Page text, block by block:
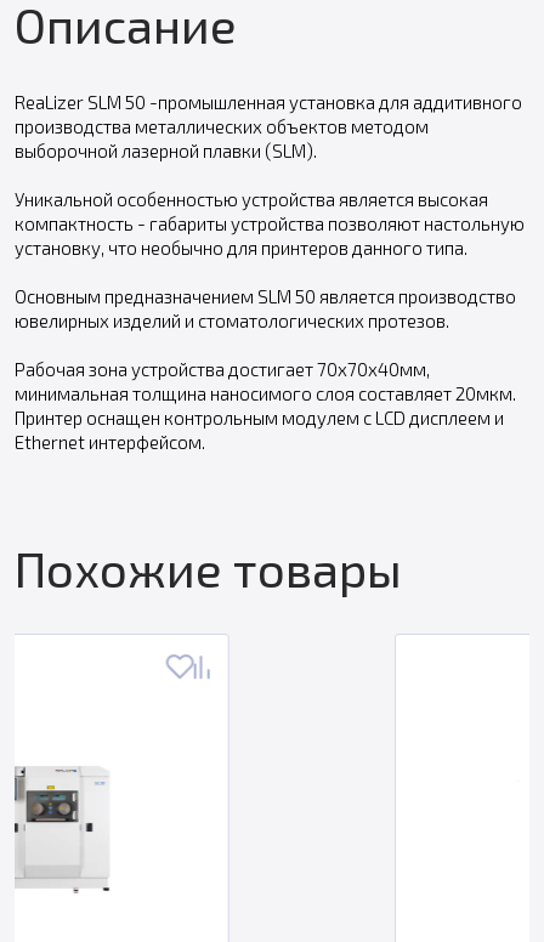
Описание
ReaLizer SLM 50 -промышленная установка для аддитивного
производства металлических объектов методом
выборочной лазерной плавки (SLM).
Уникальной особенностью устройства является высокая
компактность - габариты устройства позволяют настольную
установку, что необычно для принтеров данного типа.
Основным предназначением SLM 50 является производство
ювелирных изделий и стоматологических протезов.
Рабочая зона устройства достигает 70х70х40мм,
минимальная толщина наносимого слоя составляет 20мкм.
Принтер оснащен контрольным модулем с LCD дисплеем и
Ethernet интерфейсом.
Похожие товары